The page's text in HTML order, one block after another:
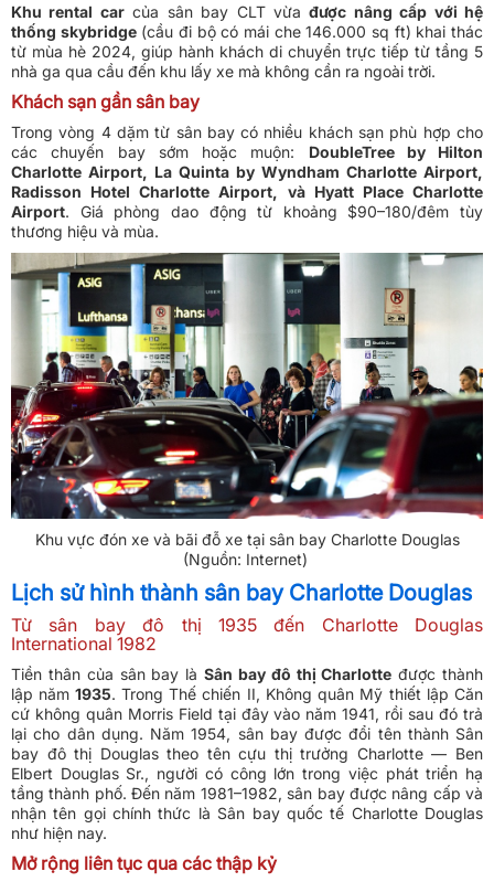
Khu rental carcủa sân bay CLT vừađược nâng cấp với hệ
thống skybridge(cầu đi bộ có mái che 146.000 sq ft) khai thác
từ mùa hè 2024, giúp hành khách di chuyển trực tiếp từ tầng 5
nhà ga qua cầu đến khu lấy xe mà không cần ra ngoài trời.
Khách sạn gần sân bay
Trong vòng 4 dặm từ sân bay có nhiều khách sạn phù hợp cho
các chuyến bay sớm hoặc muộn: DoubleTree by Hilton
Charlotte Airport, La Quinta by Wyndham Charlotte Airport,
Radisson Hotel Charlotte Airport, và Hyatt Place Charlotte
Airport. Giá phòng dao động từ khoảng $90–180/đêm tùy
thương hiệu và mùa.
Khu vực đón xe và bãi đỗ xe tại sân bay Charlotte Douglas
(Nguồn: Internet)
Lịch sử hình thành sân bay Charlotte Douglas
Từ sân bay đô thị 1935 đến Charlotte Douglas
International 1982
Tiền thân của sân bay là Sân bay đô thị Charlotte được thành
lập năm 1935. Trong Thế chiến II, Không quân Mỹ thiết lập Căn
cứ không quân Morris Field tại đây vào năm 1941, rồi sau đó trả
lại cho dân dụng. Năm 1954, sân bay được đổi tên thành Sân
bay đô thị Douglas theo tên cựu thị trưởng Charlotte — Ben
Elbert Douglas Sr., người có công lớn trong việc phát triển hạ
tầng thành phố. Đến năm 1981–1982, sân bay được nâng cấp và
nhận tên gọi chính thức là Sân bay quốc tế Charlotte Douglas
như hiện nay.
Mở rộng liên tục qua các thập kỷ